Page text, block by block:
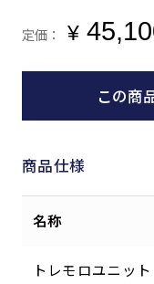
定価： ¥
この商
商品仕様
名称
トレモロユニット